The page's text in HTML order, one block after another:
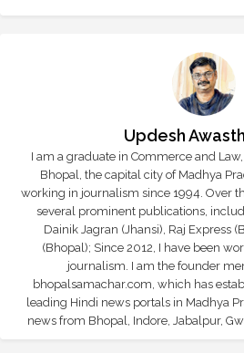
Updesh
I am a graduate in Commerce and
Bhopal, the capital city of Madhya
working in journalism since 1994. Over
several prominent publications,
Dainik Jagran (Jhansi), Raj Express
(Bhopal); Since 2012, I have been
journalism. I am the founder
bhopalsamachar.com, which has
leading Hindi news portals in Madhya
news from Bhopal, Indore, Jabalpur,